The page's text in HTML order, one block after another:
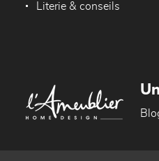
Literie & conseils